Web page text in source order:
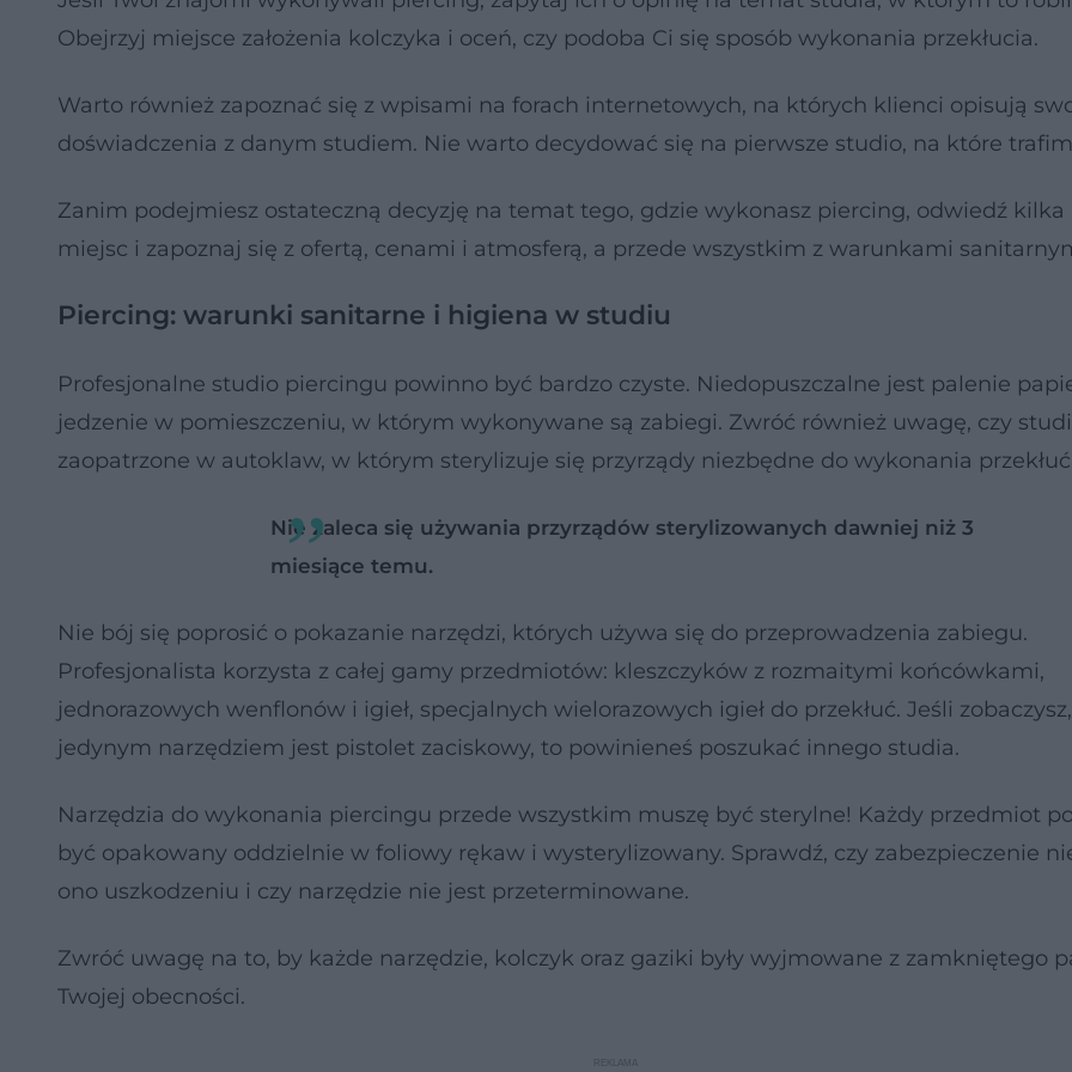
Obejrzyj miejsce założenia kolczyka i oceń, czy podoba Ci się sposób wykonania przekłucia.
Warto również zapoznać się z wpisami na forach internetowych, na których klienci opisują
doświadczenia z danym studiem. Nie warto decydować się na pierwsze studio, na które
Zanim podejmiesz ostateczną decyzję na temat tego, gdzie wykonasz piercing, odwiedź kilka
miejsc i zapoznaj się z ofertą, cenami i atmosferą, a przede wszystkim z warunkami
Piercing: warunki sanitarne i higiena w studiu
Profesjonalne studio piercingu powinno być bardzo czyste. Niedopuszczalne jest palenie
jedzenie w pomieszczeniu, w którym wykonywane są zabiegi. Zwróć również uwagę, czy
zaopatrzone w autoklaw, w którym sterylizuje się przyrządy niezbędne do wykonania
Nie zaleca się używania przyrządów sterylizowanych dawniej niż 3
miesiące temu.
Nie bój się poprosić o pokazanie narzędzi, których używa się do przeprowadzenia zabiegu.
Profesjonalista korzysta z całej gamy przedmiotów: kleszczyków z rozmaitymi końcówkami,
jednorazowych wenflonów i igieł, specjalnych wielorazowych igieł do przekłuć. Jeśli
jedynym narzędziem jest pistolet zaciskowy, to powinieneś poszukać innego studia.
Narzędzia do wykonania piercingu przede wszystkim muszę być sterylne! Każdy przedmiot
być opakowany oddzielnie w foliowy rękaw i wysterylizowany. Sprawdź, czy zabezpieczenie
ono uszkodzeniu i czy narzędzie nie jest przeterminowane.
Zwróć uwagę na to, by każde narzędzie, kolczyk oraz gaziki były wyjmowane z zamkniętego
Twojej obecności.